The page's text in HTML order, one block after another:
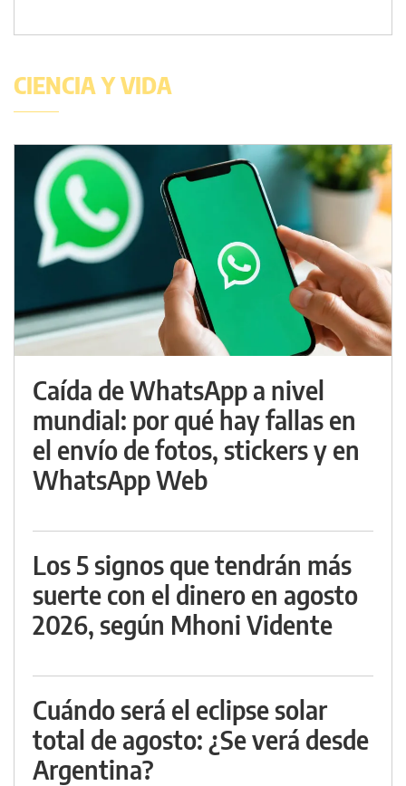
CIENCIA Y VIDA
Caída de WhatsApp a nivel
mundial: por qué hay fallas en
el envío de fotos, stickers y en
WhatsApp Web
Los 5 signos que tendrán más
suerte con el dinero en agosto
2026, según Mhoni Vidente
Cuándo será el eclipse solar
total de agosto: ¿Se verá desde
Argentina?